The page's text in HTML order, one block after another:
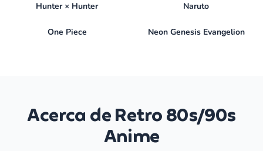
Hunter × Hunter Naruto
One Piece Neon Genesis Evangelion
Acerca de Retro 80s/90s
Anime